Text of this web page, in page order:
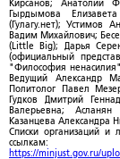
Кирсанов; Анатолий
Гырдымова
(Гулагу.нет); Устимов
Вадим Михайлович;
(Little Big); Дарья
(официальный
"Философия
Ведущий Александр
Политолог Павел
Гудков Дмитрий
Валерьевна;
Казанцева Александра
Списки организаций и
ссылкам:
https://minjust.gov.ru/